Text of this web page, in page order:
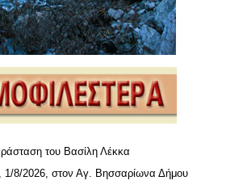
του Βασίλη Λέκκα
1/8/2026, στον Αγ. Βησσαρίωνα Δήμου